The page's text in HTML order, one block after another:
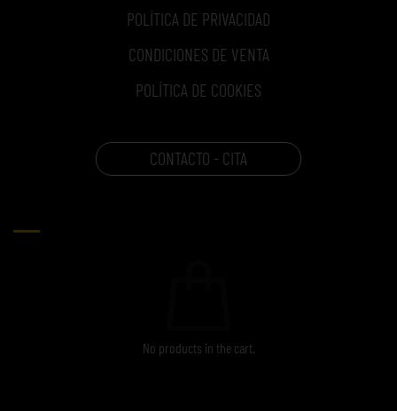
POLÍTICA DE PRIVACIDAD
CONDICIONES DE VENTA
POLÍTICA DE COOKIES
CONTACTO - CITA
No products in the cart.